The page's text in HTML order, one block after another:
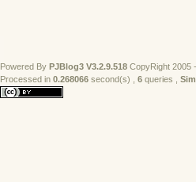
Powered By PJBlog3 V3.2.9.518 CopyRight 2005
Processed in 0.268066 second(s) , 6 queries ,